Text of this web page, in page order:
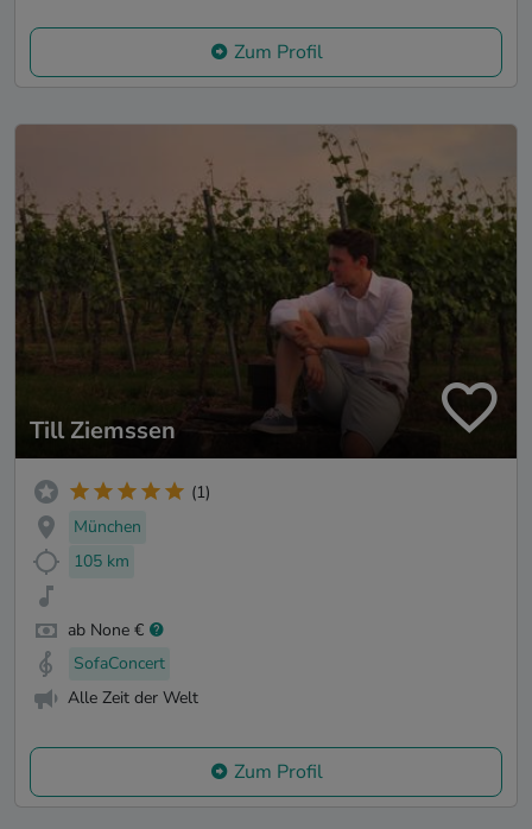
Zum Profil
Till Ziemssen
(1)
München
105 km
ab None €
SofaConcert
Alle Zeit der Welt
Zum Profil